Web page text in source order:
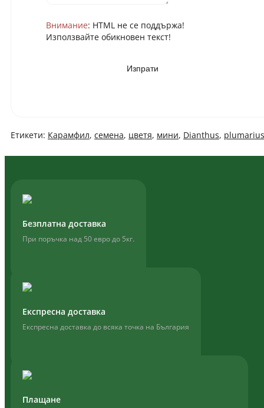
Внимание: HTML не се поддържа!
Използвайте обикновен текст!
Изпрати
Етикети: Карамфил, семена, цветя, мини, Dianthus, plumarius
Безплатна доставка
При поръчка над 50 евро до 5кг.
Експресна доставка
Експресна доставка до всяка точка на България
Плащане